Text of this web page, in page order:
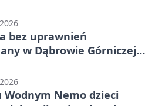
bez uprawnień
w Dąbrowie Górniczej.
Wodnym Nemo dzieci